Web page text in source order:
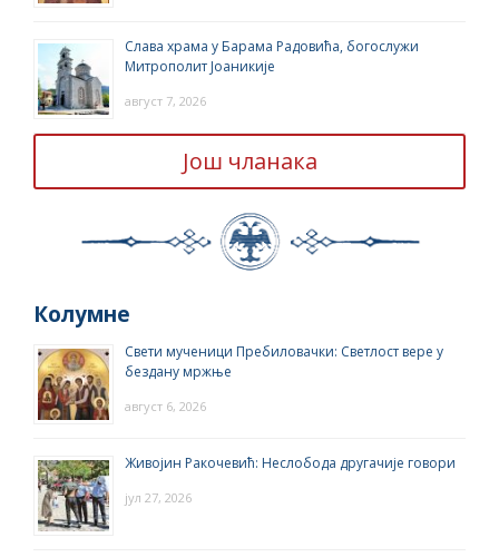
Слава храма у Барама Радовића, богослужи
Митрополит Јоаникије
август 7, 2026
Још чланака
Колумне
Свети мученици Пребиловачки: Светлост вере у
бездану мржње
август 6, 2026
Живојин Ракочевић: Неслобода другачије говори
јул 27, 2026